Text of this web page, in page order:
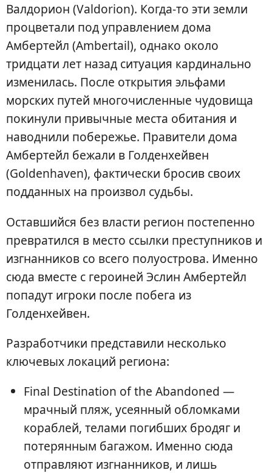
Валдорион (Valdorion). Когда-то эти земли
процветали под управлением дома
Амбертейл (Ambertail), однако около
тридцати лет назад ситуация кардинально
изменилась. После открытия эльфами
морских путей многочисленные чудовища
покинули привычные места обитания и
наводнили побережье. Правители дома
Амбертейл бежали в Голденхейвен
(Goldenhaven), фактически бросив своих
подданных на произвол судьбы.
Оставшийся без власти регион постепенно
превратился в место ссылки преступников и
изгнанников со всего полуострова. Именно
сюда вместе с героиней Эслин Амбертейл
попадут игроки после побега из
Голденхейвен.
Разработчики представили несколько
ключевых локаций региона:
Final Destination of the Abandoned —
мрачный пляж, усеянный обломками
кораблей, телами погибших бродяг и
потерянным багажом. Именно сюда
отправляют изгнанников, и лишь